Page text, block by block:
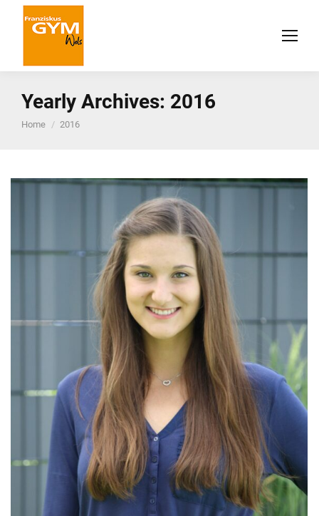
Yearly Archives: 2016
You are here:
Home 2016